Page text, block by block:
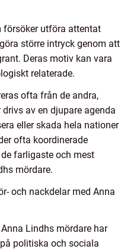
försöker utföra attentat
större intryck genom att
Deras motiv kan vara
relaterade.
ofta från de andra,
av en djupare agenda
eller skada hela nationer
ofta koordinerade
farligaste och mest
mördare.
och nackdelar med Anna
Lindhs mördare har
politiska och sociala